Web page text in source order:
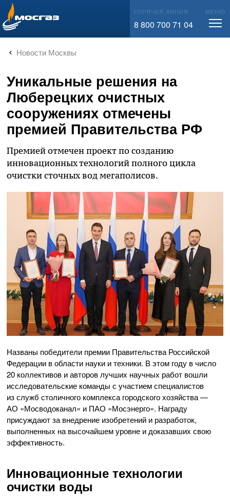
info@mos-gaz.ru ГОРЯЧАЯ ЛИНИЯ
8 800 700 71 04
МЕНЮ
Новости Москвы
Уникальные решения на
Люберецких очистных
сооружениях отмечены
премией Правительства РФ
Премией отмечен проект по созданию
инновационных технологий полного цикла
очистки сточных вод мегаполисов.
Названы победители премии Правительства Российской
Федерации в области науки и техники. В этом году в число
20 коллективов и авторов лучших научных работ вошли
исследовательские команды с участием специалистов
из служб столичного комплекса городского хозяйства —
АО «Мосводоканал» и ПАО «Мосэнерго». Награду
присуждают за внедрение изобретений и разработок,
выполненных на высочайшем уровне и доказавших свою
эффективность.
Инновационные технологии
очистки воды